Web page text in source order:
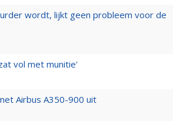
wordt, lijkt geen probleem voor de
vol met munitie'
Airbus A350-900 uit